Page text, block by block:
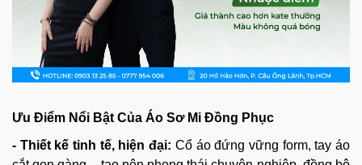
Ưu Điểm Nổi Bật Của Áo Sơ Mi Đồng Phục
- Thiết kế tinh tế, hiện đại: Cổ áo đứng vững form, tay áo